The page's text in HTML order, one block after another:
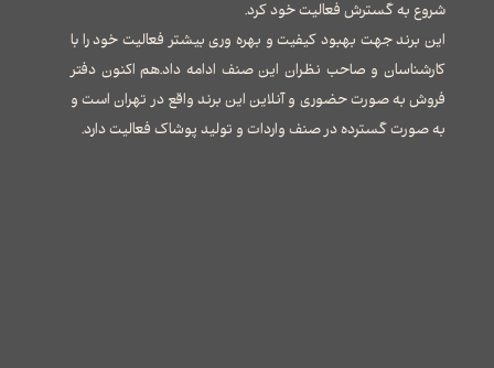
شروع به گسترش فعالیت خود کرد.
این برند جهت بهبود کیفیت و بهره وری بیشتر فعالیت خود را با
کارشناسان و صاحب نظران این صنف ادامه داد.هم اکنون دفتر
فروش به صورت حضوری و آنلاین این برند واقع در تهران است و
به صورت گسترده در صنف واردات و تولید پوشاک فعالیت دارد.